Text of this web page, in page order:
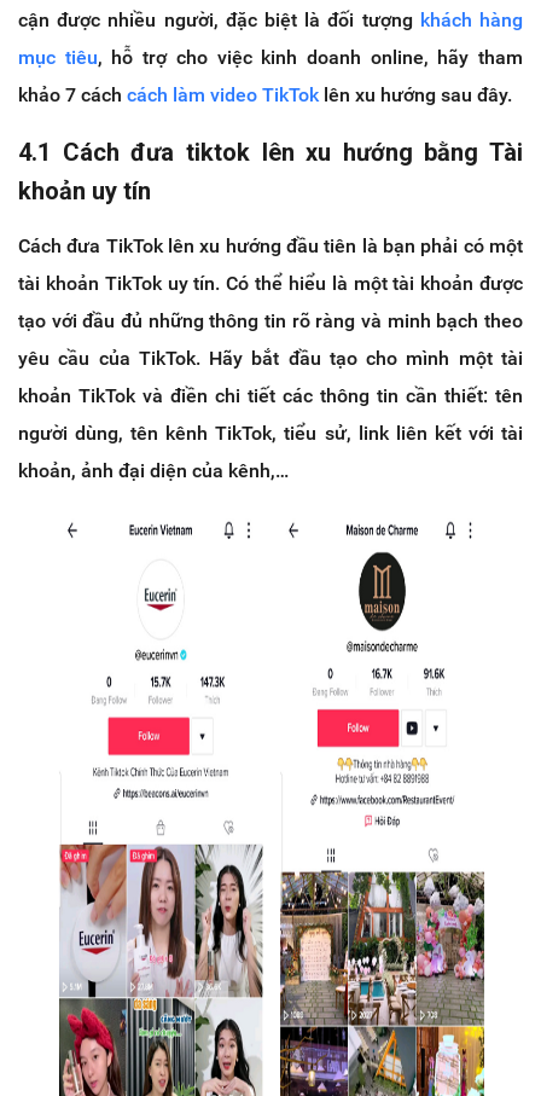
cận được nhiều người, đặc biệt là đối tượng khách hàng
mục tiêu, hỗ trợ cho việc kinh doanh online, hãy tham
khảo 7 cách cách làm video TikToklên xu hướng sau đây.
4.1 Cách đưa tiktok lên xu hướng bằng Tài
khoản uy tín
Cách đưa TikTok lên xu hướng đầu tiên là bạn phải có một
tài khoản TikTok uy tín. Có thể hiểu là một tài khoản được
tạo với đầu đủ những thông tin rõ ràng và minh bạch theo
yêu cầu của TikTok. Hãy bắt đầu tạo cho mình một tài
khoản TikTok và điền chi tiết các thông tin cần thiết: tên
người dùng, tên kênh TikTok, tiểu sử, link liên kết với tài
khoản, ảnh đại diện của kênh,…